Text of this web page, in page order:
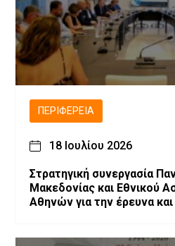
ΠΕΡΙΦΈΡΕΙΑ
18 Ιουλίου 2026
Στρατηγική συνεργασία
Μακεδονίας και Εθνικού
Αθηνών για την έρευνα και